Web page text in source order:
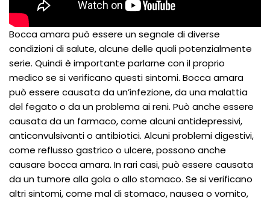
Bocca amara può essere un segnale di diverse
condizioni di salute, alcune delle quali potenzialmente
serie. Quindi è importante parlarne con il proprio
medico se si verificano questi sintomi. Bocca amara
può essere causata da un’infezione, da una malattia
del fegato o da un problema ai reni. Può anche essere
causata da un farmaco, come alcuni antidepressivi,
anticonvulsivanti o antibiotici. Alcuni problemi digestivi,
come reflusso gastrico o ulcere, possono anche
causare bocca amara. In rari casi, può essere causata
da un tumore alla gola o allo stomaco. Se si verificano
altri sintomi, come mal di stomaco, nausea o vomito,